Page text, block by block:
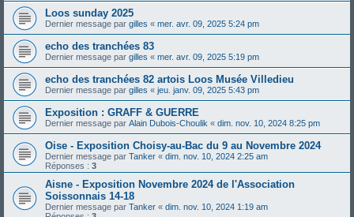
Loos sunday 2025
Dernier message par gilles « mer. avr. 09, 2025 5:24 pm
echo des tranchées 83
Dernier message par gilles « mer. avr. 09, 2025 5:19 pm
echo des tranchées 82 artois Loos Musée Villedieu
Dernier message par gilles « jeu. janv. 09, 2025 5:43 pm
Exposition : GRAFF & GUERRE
Dernier message par Alain Dubois-Choulik « dim. nov. 10, 2024 8:25 pm
Oise - Exposition Choisy-au-Bac du 9 au Novembre 2024
Dernier message par Tanker « dim. nov. 10, 2024 2:25 am
Réponses : 3
Aisne - Exposition Novembre 2024 de l'Association
Soissonnais 14-18
Dernier message par Tanker « dim. nov. 10, 2024 1:19 am